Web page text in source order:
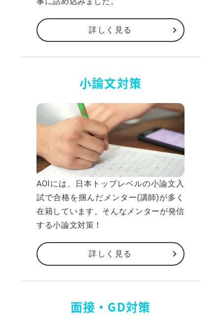
詳しく見る
小論文対策
AOIには、日本トップレベルの小論文入
試で合格を掴んだメンター(講師)が多く
在籍しています。そんなメンターが発信
する小論文対策！
詳しく見る
面接・GD対策